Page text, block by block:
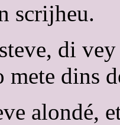
scrijheu.
di
mete dins
alondé,